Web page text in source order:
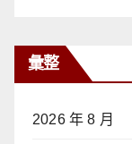
彙整
2026 年 8 月